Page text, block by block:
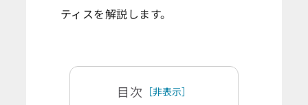
ティスを解説します。
目次 ［非表示］